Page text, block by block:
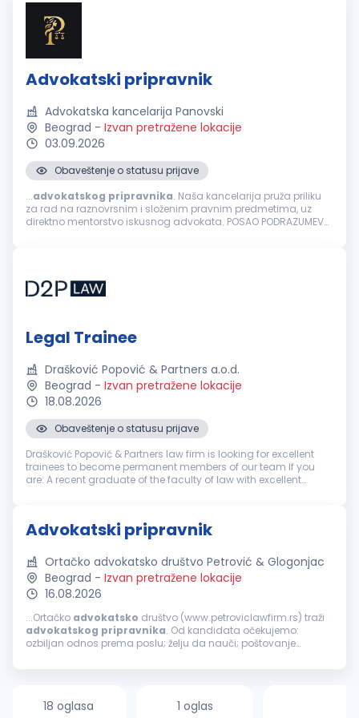
Advokatski pripravnik
Advokatska kancelarija Panovski
Beograd - Izvan pretražene lokacije
03.09.2026
Obaveštenje o statusu prijave
...advokatskog pripravnika. Naša kancelarija pruža priliku
za rad na raznovrsnim i složenim pravnim predmetima, uz
direktno mentorstvo iskusnog advokata. POSAO PODRAZUMEVA:
Legal Trainee
Drašković Popović & Partners a.o.d.
Beograd - Izvan pretražene lokacije
18.08.2026
Obaveštenje o statusu prijave
Drašković Popović & Partners law firm is looking for excellent
trainees to become permanent members of our team If you
are: A recent graduate of the faculty of law with excellent
Advokatski pripravnik
Ortačko advokatsko društvo Petrović & Glogonjac
Beograd - Izvan pretražene lokacije
16.08.2026
...Ortačko advokatsko društvo (www.petroviclawfirm.rs) traži
advokatskog pripravnika. Od kandidata očekujemo:
ozbiljan odnos prema poslu; želju da nauči; poštovanje
18 oglasa 1 oglas